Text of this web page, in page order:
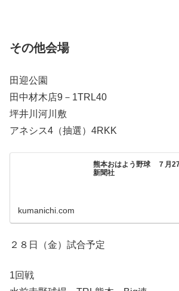
その他会場
田迎公園
田中材木店9－1TRL40
坪井川河川敷
アネシス4（抽選）4RKK
熊本おはよう野球 ７月
新聞社
kumanichi.com
２８日（金）試合予定
1回戦